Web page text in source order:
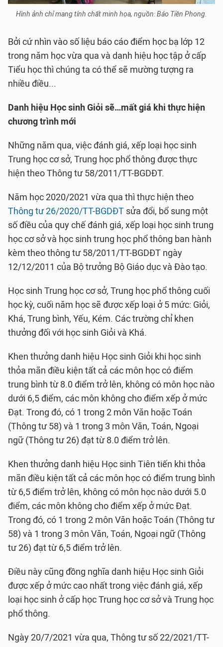
Hình ảnh chỉ mang tính chất minh họa, nguồn: Báo Tiền Phong.
Bởi cứ nhìn vào số liệu báo cáo điểm học bạ lớp 12
trong năm học vừa qua và danh hiệu học tập ở cấp
Tiểu học thì chúng ta có thể sẽ mường tượng ra
nhiều điều...
Danh hiệu Học sinh Giỏi sẽ…mất giá khi thực hiện
chương trình mới
Những năm qua, việc đánh giá, xếp loại học sinh
Trung học cơ sở, Trung học phổ thông được thực
hiện theo Thông tư 58/2011/TT-BGDĐT.
Năm học 2020/2021 vừa qua thì thực hiện theo
Thông tư 26/2020/TT-BGDĐT sửa đổi, bổ sung một
số điều của quy chế đánh giá, xếp loại học sinh trung
học cơ sở và học sinh trung học phổ thông ban hành
kèm theo thông tư 58/2011/TT-BGDĐT ngày
12/12/2011 của Bộ trưởng Bộ Giáo dục và Đào tạo.
Học sinh Trung học cơ sở, Trung học phổ thông cuối
học kỳ, cuối năm học sẽ được xếp loại ở 5 mức: Giỏi,
Khá, Trung bình, Yếu, Kém. Các trường chỉ khen
thưởng đối với học sinh Giỏi và Khá.
Khen thưởng danh hiệu Học sinh Giỏi khi học sinh
thỏa mãn điều kiện tất cả các môn học có điểm
trung bình từ 8.0 điểm trở lên, không có môn học nào
dưới 6,5 điểm, các môn không cho điểm xếp ở mức
Đạt. Trong đó, có 1 trong 2 môn Văn hoặc Toán
(Thông tư 58) và 1 trong 3 môn Văn, Toán, Ngoại
ngữ (Thông tư 26) đạt từ 8.0 điểm trở lên.
Khen thưởng danh hiệu Học sinh Tiên tiến khi thỏa
mãn điều kiện tất cả các môn học có điểm trung bình
từ 6,5 điểm trở lên, không có môn học nào dưới 5.0
điểm, các môn không cho điểm xếp ở mức Đạt.
Trong đó, có 1 trong 2 môn Văn hoặc Toán (Thông tư
58) và 1 trong 3 môn Văn, Toán, Ngoại ngữ (Thông
tư 26) đạt từ 6,5 điểm trở lên.
Điều này cũng đồng nghĩa danh hiệu Học sinh Giỏi
được xếp ở mức cao nhất trong việc đánh giá, xếp
loại học sinh ở cấp học Trung học cơ sở và Trung học
phổ thông.
Ngày 20/7/2021 vừa qua, Thông tư số 22/2021/TT-